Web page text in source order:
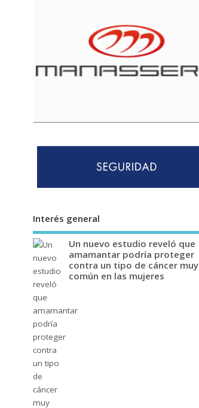
Interés general
Un nuevo estudio reveló que
amamantar podría proteger
contra un tipo de cáncer muy
común en las mujeres